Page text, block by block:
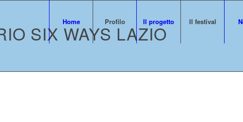
Home Profilo Il progetto Il festival
SIX WAYS LAZIO